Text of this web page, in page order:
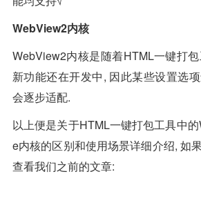
WebView2内核
WebView2内核是随着HTML一键打
新功能还在开发中, 因此某些设置选
会逐步适配.
以上便是关于HTML一键打包工具中
e内核的区别和使用场景详细介绍, 如
查看我们之前的文章: